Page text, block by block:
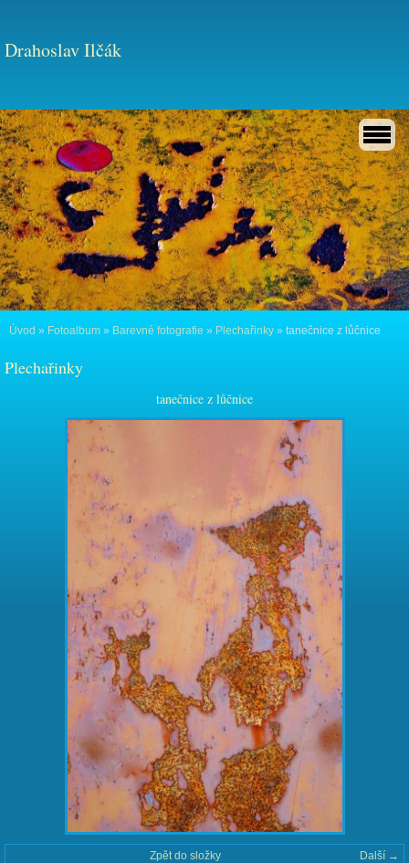
Drahoslav Ilčák
Úvod » Fotoalbum » Barevné fotografie » Plechařinky » tanečnice z lůčnice
Plechařinky
tanečnice z lůčnice
Další →
Zpět do složky